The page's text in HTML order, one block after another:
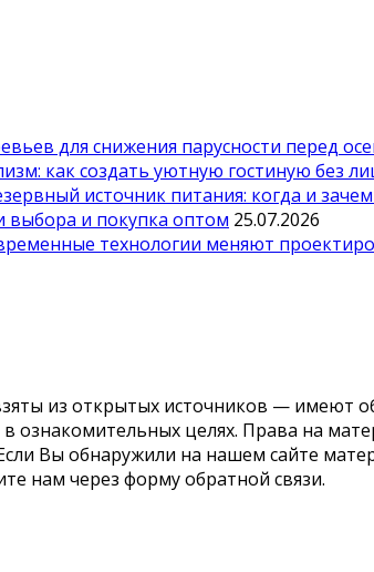
для снижения парусности перед
как создать уютную гостиную без
источник питания: когда и
выбора и покупка оптом 25.07.2026
технологии меняют
из открытых источников — имеют
ознакомительных целях. Права на
Вы обнаружили на нашем сайте
нам через форму обратной связи.